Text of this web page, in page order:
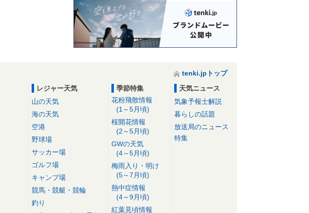
tenki.jpトップ
レジャー天気
山の天気
海の天気
空港
野球場
サッカー場
ゴルフ場
キャンプ場
競馬・競艇・競輪
釣り
季節特集
花粉飛散情報
(1～5月頃)
桜開花情報
(2～5月頃)
GWの天気
(4～5月頃)
梅雨入り・明け
(5～7月頃)
熱中症情報
(4～9月頃)
紅葉見頃情報
天気ニュース
気象予報士解説
暮らしの話題
放送局のニュース
特集